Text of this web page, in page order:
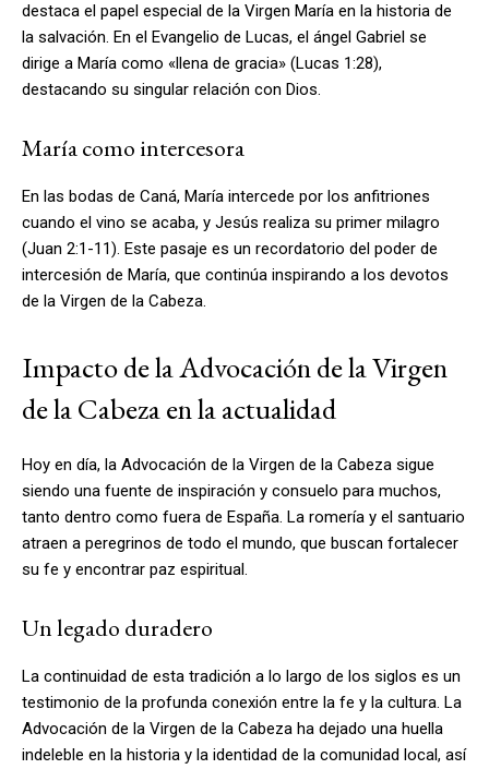
destaca el papel especial de la Virgen María en la historia de
la salvación. En el Evangelio de Lucas, el ángel Gabriel se
dirige a María como «llena de gracia» (Lucas 1:28),
destacando su singular relación con Dios.
María como intercesora
En las bodas de Caná, María intercede por los anfitriones
cuando el vino se acaba, y Jesús realiza su primer milagro
(Juan 2:1-11). Este pasaje es un recordatorio del poder de
intercesión de María, que continúa inspirando a los devotos
de la Virgen de la Cabeza.
Impacto de la Advocación de la Virgen
de la Cabeza en la actualidad
Hoy en día, la Advocación de la Virgen de la Cabeza sigue
siendo una fuente de inspiración y consuelo para muchos,
tanto dentro como fuera de España. La romería y el santuario
atraen a peregrinos de todo el mundo, que buscan fortalecer
su fe y encontrar paz espiritual.
Un legado duradero
La continuidad de esta tradición a lo largo de los siglos es un
testimonio de la profunda conexión entre la fe y la cultura. La
Advocación de la Virgen de la Cabeza ha dejado una huella
indeleble en la historia y la identidad de la comunidad local, así